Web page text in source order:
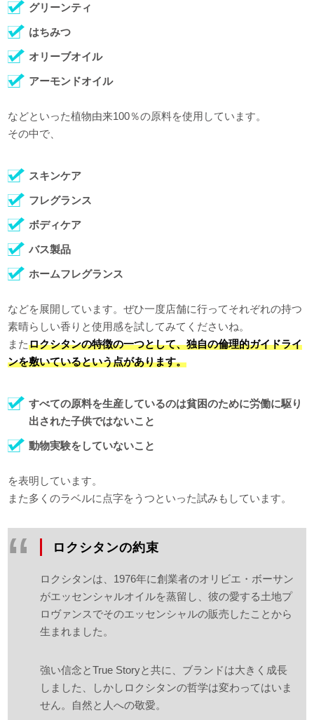
グリーンティ
はちみつ
オリーブオイル
アーモンドオイル
などといった植物由来100％の原料を使用しています。
その中で、
スキンケア
フレグランス
ボディケア
バス製品
ホームフレグランス
などを展開しています。ぜひ一度店舗に行ってそれぞれの持つ
素晴らしい香りと使用感を試してみてくださいね。
またロクシタンの特徴の一つとして、独自の倫理的ガイドライ
ンを敷いているという点があります。
すべての原料を生産しているのは貧困のために労働に駆り
出された子供ではないこと
動物実験をしていないこと
を表明しています。
また多くのラベルに点字をうつといった試みもしています。
ロクシタンの約束
ロクシタンは、1976年に創業者のオリビエ・ボーサン
がエッセンシャルオイルを蒸留し、彼の愛する土地プ
ロヴァンスでそのエッセンシャルの販売したことから
生まれました。
強い信念とTrue Storyと共に、ブランドは大きく成長
しました、しかしロクシタンの哲学は変わってはいま
せん。自然と人への敬愛。